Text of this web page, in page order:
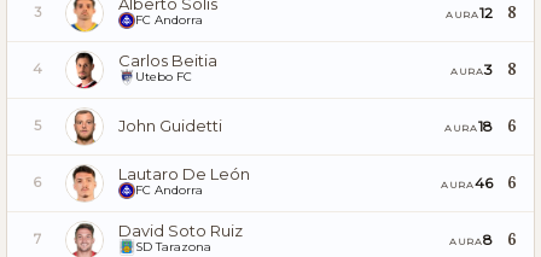
3 FC Andorra AURA12 8
4 Carlos Beitia
Utebo FC AURA3 8
5 John Guidetti AURA18 6
6 Lautaro De León
FC Andorra AURA46 6
7 David Soto Ruiz
SD Tarazona AURA8 6